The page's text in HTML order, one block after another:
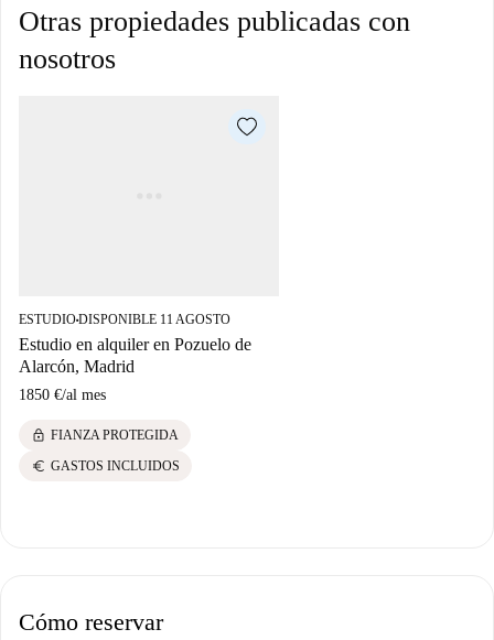
Otras propiedades publicadas con
nosotros
ESTUDIO■DISPONIBLE 11 AGOSTO
Estudio en alquiler en Pozuelo de
Alarcón, Madrid
1850 €/al mes
lock FIANZA PROTEGIDA
euro GASTOS INCLUIDOS
Cómo reservar